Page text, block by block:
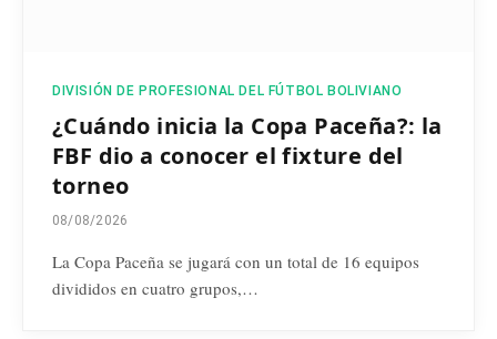
DIVISIÓN DE PROFESIONAL DEL FÚTBOL BOLIVIANO
¿Cuándo inicia la Copa Paceña?: la
FBF dio a conocer el fixture del
torneo
08/08/2026
La Copa Paceña se jugará con un total de 16 equipos
divididos en cuatro grupos,…